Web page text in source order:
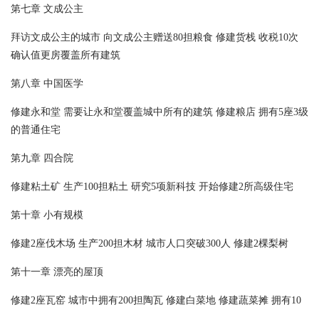
第七章 文成公主
拜访文成公主的城市 向文成公主赠送80担粮食 修建货栈 收税10次
确认值更房覆盖所有建筑
第八章 中国医学
修建永和堂 需要让永和堂覆盖城中所有的建筑 修建粮店 拥有5座3级
的普通住宅
第九章 四合院
修建粘土矿 生产100担粘土 研究5项新科技 开始修建2所高级住宅
第十章 小有规模
修建2座伐木场 生产200担木材 城市人口突破300人 修建2棵梨树
第十一章 漂亮的屋顶
修建2座瓦窑 城市中拥有200担陶瓦 修建白菜地 修建蔬菜摊 拥有10